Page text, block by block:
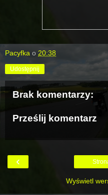
Pacyfka o 20:38
Udostępnij
Brak komentarzy:
Prześlij komentarz
‹
Wyświetl